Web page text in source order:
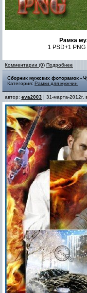
Рамка
1 PSD+1
Комментарии (0) Подробнее
Сборник мужских фоторамок -
Категория: Рамки для мужчин
автор: eva2003 | 31-марта-2012г.